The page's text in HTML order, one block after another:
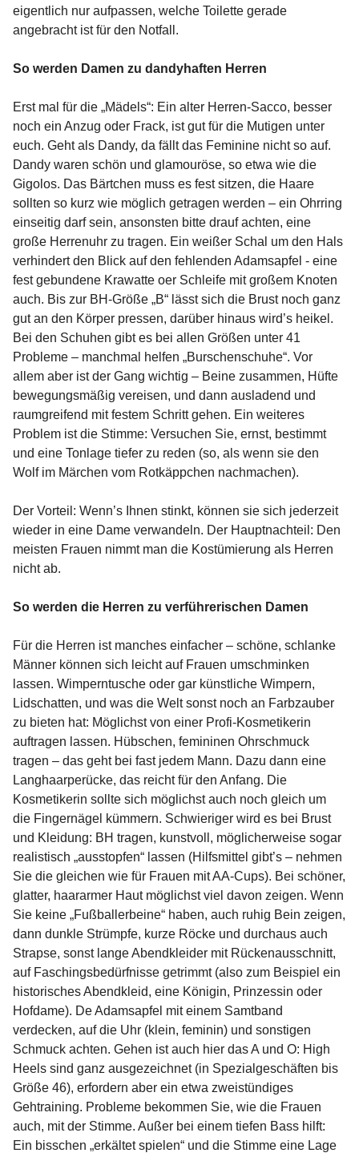
eigentlich nur aufpassen, welche Toilette gerade
angebracht ist für den Notfall.
So werden Damen zu dandyhaften Herren
Erst mal für die „Mädels“: Ein alter Herren-Sacco, besser
noch ein Anzug oder Frack, ist gut für die Mutigen unter
euch. Geht als Dandy, da fällt das Feminine nicht so auf.
Dandy waren schön und glamouröse, so etwa wie die
Gigolos. Das Bärtchen muss es fest sitzen, die Haare
sollten so kurz wie möglich getragen werden – ein Ohrring
einseitig darf sein, ansonsten bitte drauf achten, eine
große Herrenuhr zu tragen. Ein weißer Schal um den Hals
verhindert den Blick auf den fehlenden Adamsapfel - eine
fest gebundene Krawatte oer Schleife mit großem Knoten
auch. Bis zur BH-Größe „B“ lässt sich die Brust noch ganz
gut an den Körper pressen, darüber hinaus wird’s heikel.
Bei den Schuhen gibt es bei allen Größen unter 41
Probleme – manchmal helfen „Burschenschuhe“. Vor
allem aber ist der Gang wichtig – Beine zusammen, Hüfte
bewegungsmäßig vereisen, und dann ausladend und
raumgreifend mit festem Schritt gehen. Ein weiteres
Problem ist die Stimme: Versuchen Sie, ernst, bestimmt
und eine Tonlage tiefer zu reden (so, als wenn sie den
Wolf im Märchen vom Rotkäppchen nachmachen).
Der Vorteil: Wenn’s Ihnen stinkt, können sie sich jederzeit
wieder in eine Dame verwandeln. Der Hauptnachteil: Den
meisten Frauen nimmt man die Kostümierung als Herren
nicht ab.
So werden die Herren zu verführerischen Damen
Für die Herren ist manches einfacher – schöne, schlanke
Männer können sich leicht auf Frauen umschminken
lassen. Wimperntusche oder gar künstliche Wimpern,
Lidschatten, und was die Welt sonst noch an Farbzauber
zu bieten hat: Möglichst von einer Profi-Kosmetikerin
auftragen lassen. Hübschen, femininen Ohrschmuck
tragen – das geht bei fast jedem Mann. Dazu dann eine
Langhaarperücke, das reicht für den Anfang. Die
Kosmetikerin sollte sich möglichst auch noch gleich um
die Fingernägel kümmern. Schwieriger wird es bei Brust
und Kleidung: BH tragen, kunstvoll, möglicherweise sogar
realistisch „ausstopfen“ lassen (Hilfsmittel gibt’s – nehmen
Sie die gleichen wie für Frauen mit AA-Cups). Bei schöner,
glatter, haararmer Haut möglichst viel davon zeigen. Wenn
Sie keine „Fußballerbeine“ haben, auch ruhig Bein zeigen,
dann dunkle Strümpfe, kurze Röcke und durchaus auch
Strapse, sonst lange Abendkleider mit Rückenausschnitt,
auf Faschingsbedürfnisse getrimmt (also zum Beispiel ein
historisches Abendkleid, eine Königin, Prinzessin oder
Hofdame). De Adamsapfel mit einem Samtband
verdecken, auf die Uhr (klein, feminin) und sonstigen
Schmuck achten. Gehen ist auch hier das A und O: High
Heels sind ganz ausgezeichnet (in Spezialgeschäften bis
Größe 46), erfordern aber ein etwa zweistündiges
Gehtraining. Probleme bekommen Sie, wie die Frauen
auch, mit der Stimme. Außer bei einem tiefen Bass hilft:
Ein bisschen „erkältet spielen“ und die Stimme eine Lage